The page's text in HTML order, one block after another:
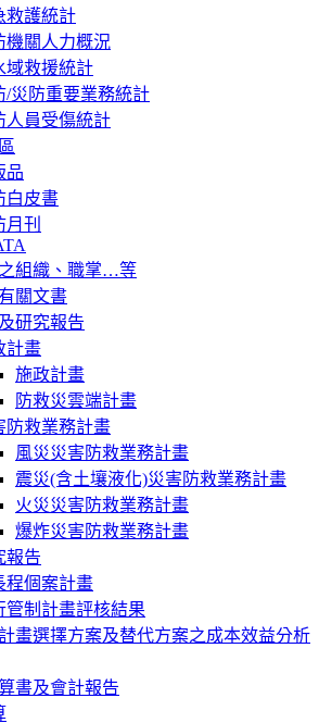
救護統計
機關人力概況
域救援統計
/災防重要業務統計
人員受傷統計
品
白皮書
月刊
組織、職掌…等
關文書
研究報告
計畫
施政計畫
防救災雲端計畫
防救業務計畫
風災災害防救業務計畫
震災(含土壤液化)災害防救業務計畫
火災災害防救業務計畫
爆炸災害防救業務計畫
報告
程個案計畫
管制計畫評核結果
畫選擇方案及替代方案之成本效益分析
書及會計報告